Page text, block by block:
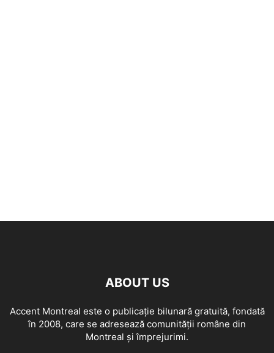
ABOUT US
Accent Montreal este o publicație bilunară gratuită, fondată
în 2008, care se adresează comunităţii române din
Montreal şi împrejurimi.